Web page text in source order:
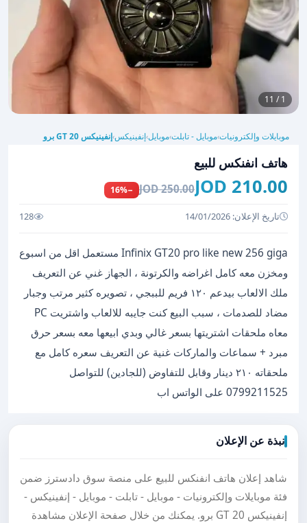
1 / 11
موبايلات وإلكترونيات›موبايل - تابلت›موبايل›إنفينيكس›إنفينيكس GT 20 برو
هاتف انفنكس للبيع
210.00 JOD
250.00 JOD
−16%
تاريخ الإعلان: 14/01/2026 128
‏Infinix GT20 pro like new 256 giga مستعمل اقل من اسبوع
ومخزن معه كامل اغراضه والكرتونة ، الجهاز غني عن التعريف
ملك الالعاب بيدعم ١٢٠ فريم للببجي ، تصويره كثير مرتب وجبار
مضاد للصدمات ، سبب البيع كنت جايبه للالعاب واشتريت PC
معاه ملحقات اشتريتها بسعر غالي وبدي ابيعها معه بسعر حرق
مبرد + سماعات والماركات غنية عن التعريف سعره كامل مع
ملحقاته ٢١٠ دينار وقابل للتفاوض (للجادين) للتواصل
0799211525 على الواتس اب
نبذة عن الإعلان
شاهد إعلان هاتف انفنكس للبيع على منصة سوق دادسترز ضمن
فئة موبايلات وإلكترونيات - موبايل - تابلت - موبايل - إنفينيكس -
إنفينيكس GT 20 برو. يمكنك من خلال صفحة الإعلان مشاهدة